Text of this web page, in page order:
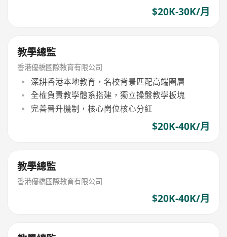
$20K-30K/月
教學總監
香港優橋國際教育有限公司
深耕香港本地教育，名校背景匹配高端圈層
全權負責教學體系搭建，獨立操盤教學板塊
完善晉升機制，核心崗位核心分紅
$20K-40K/月
教學總監
香港優橋國際教育有限公司
$20K-40K/月